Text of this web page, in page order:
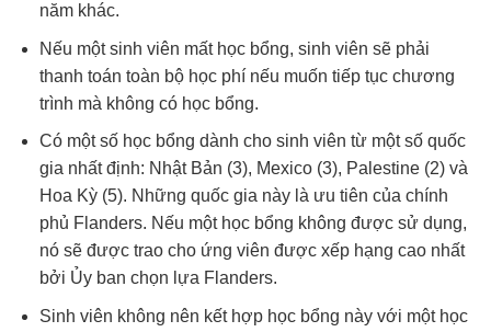
năm khác.
Nếu một sinh viên mất học bổng, sinh viên sẽ phải
thanh toán toàn bộ học phí nếu muốn tiếp tục chương
trình mà không có học bổng.
Có một số học bổng dành cho sinh viên từ một số quốc
gia nhất định: Nhật Bản (3), Mexico (3), Palestine (2) và
Hoa Kỳ (5). Những quốc gia này là ưu tiên của chính
phủ Flanders. Nếu một học bổng không được sử dụng,
nó sẽ được trao cho ứng viên được xếp hạng cao nhất
bởi Ủy ban chọn lựa Flanders.
Sinh viên không nên kết hợp học bổng này với một học